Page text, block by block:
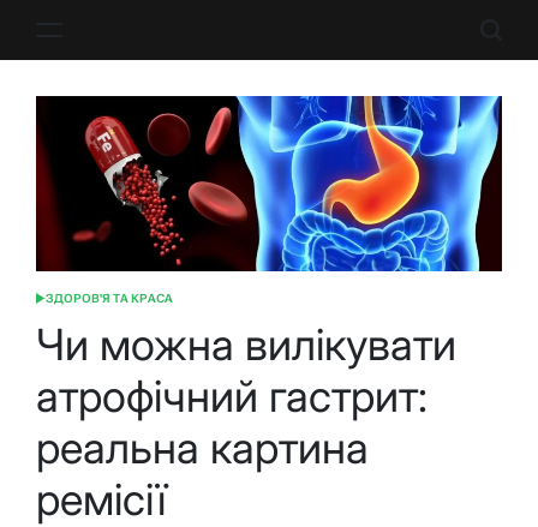
ОПУБЛІКУВАТИ
ЗДОРОВ'Я ТА КРАСА
Чи можна вилікувати
атрофічний гастрит:
реальна картина
ремісії